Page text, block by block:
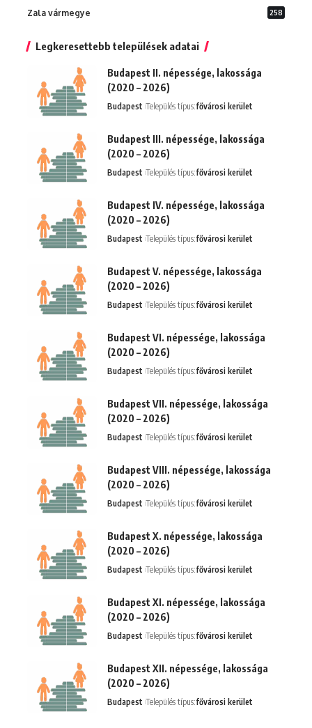
Zala vármegye 258
Legkeresettebb települések adatai
Budapest II. népessége, lakossága
(2020 – 2026)
Budapest Település típus:fővárosi kerület
Budapest III. népessége, lakossága
(2020 – 2026)
Budapest Település típus:fővárosi kerület
Budapest IV. népessége, lakossága
(2020 – 2026)
Budapest Település típus:fővárosi kerület
Budapest V. népessége, lakossága
(2020 – 2026)
Budapest Település típus:fővárosi kerület
Budapest VI. népessége, lakossága
(2020 – 2026)
Budapest Település típus:fővárosi kerület
Budapest VII. népessége, lakossága
(2020 – 2026)
Budapest Település típus:fővárosi kerület
Budapest VIII. népessége, lakossága
(2020 – 2026)
Budapest Település típus:fővárosi kerület
Budapest X. népessége, lakossága
(2020 – 2026)
Budapest Település típus:fővárosi kerület
Budapest XI. népessége, lakossága
(2020 – 2026)
Budapest Település típus:fővárosi kerület
Budapest XII. népessége, lakossága
(2020 – 2026)
Budapest Település típus:fővárosi kerület